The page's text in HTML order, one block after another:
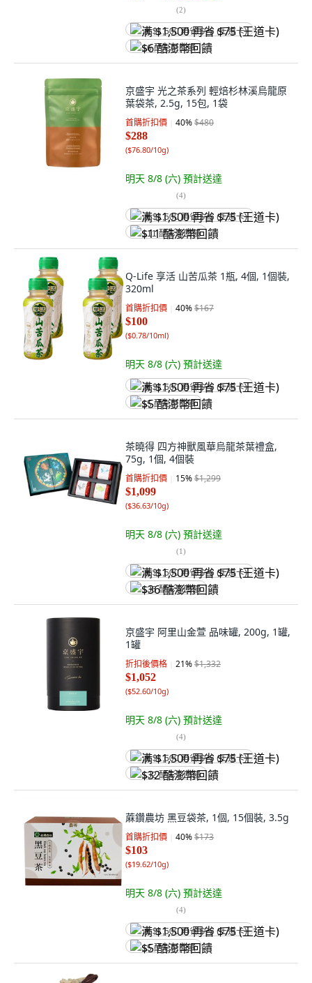
(2)
满 $1,500 再省 $75 (王道卡)
$6 酷澎幣回饋
京盛宇 光之茶系列 輕焙杉林溪烏龍原
葉袋茶, 2.5g, 15包, 1袋
首購折扣價 40%$480
$288
($76.80/10g)
明天 8/8 (六) 預計送達
(4)
满 $1,500 再省 $75 (王道卡)
$11 酷澎幣回饋
Q-Life 享活 山苦瓜茶 1瓶, 4個, 1個裝,
320ml
首購折扣價 40%$167
$100
($0.78/10ml)
明天 8/8 (六) 預計送達
满 $1,500 再省 $75 (王道卡)
$5 酷澎幣回饋
茶曉得 四方神獸風華烏龍茶葉禮盒,
75g, 1個, 4個裝
首購折扣價 15%$1,299
$1,099
($36.63/10g)
明天 8/8 (六) 預計送達
(1)
满 $1,500 再省 $75 (王道卡)
$36 酷澎幣回饋
京盛宇 阿里山金萱 品味罐, 200g, 1罐,
1罐
折扣後價格 21%$1,332
$1,052
($52.60/10g)
明天 8/8 (六) 預計送達
(4)
满 $1,500 再省 $75 (王道卡)
$32 酷澎幣回饋
蔴鑽農坊 黑豆袋茶, 1個, 15個裝, 3.5g
首購折扣價 40%$173
$103
($19.62/10g)
明天 8/8 (六) 預計送達
(4)
满 $1,500 再省 $75 (王道卡)
$5 酷澎幣回饋